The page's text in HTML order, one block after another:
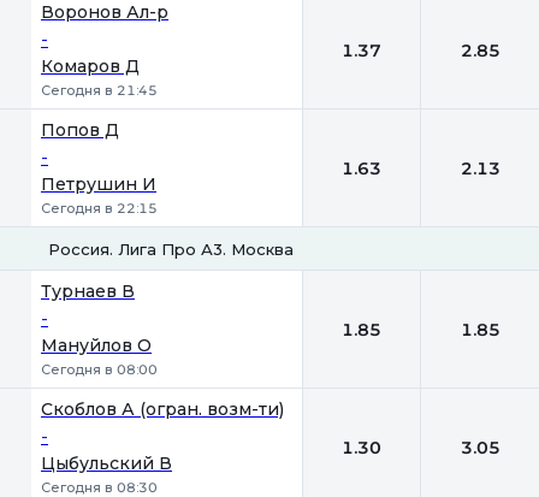
Воронов Ал-р
-
Комаров Д
Сегодня в 21:45
1.37 2.85
Попов Д
-
Петрушин И
Сегодня в 22:15
1.63 2.13
Россия. Лига Про А3. Москва
Турнаев В
-
Мануйлов О
Сегодня в 08:00
1.85 1.85
Скоблов А (огран. возм-ти)
-
Цыбульский В
Сегодня в 08:30
1.30 3.05